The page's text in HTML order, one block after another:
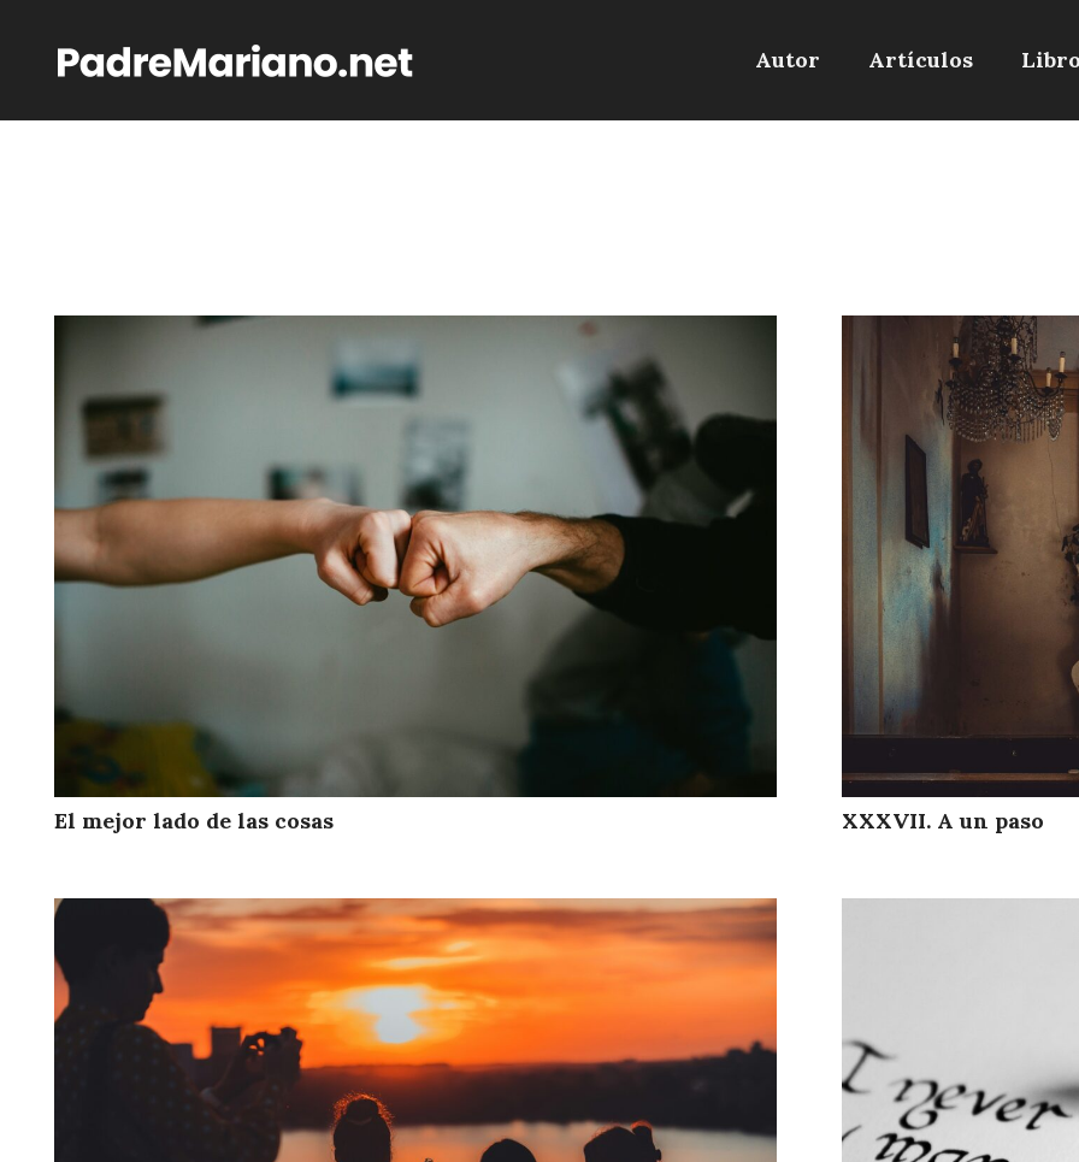
Autor Artículos
El mejor lado de las cosas XXXVII. A un paso